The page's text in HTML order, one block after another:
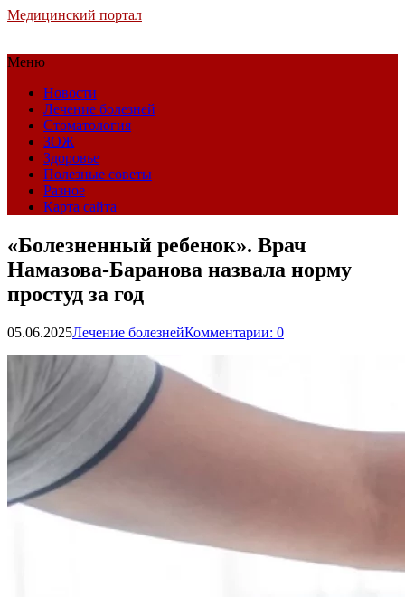
Медицинский портал
Меню
Новости
Лечение болезней
Стоматология
ЗОЖ
Здоровье
Полезные советы
Разное
Карта сайта
«Болезненный ребенок». Врач
Намазова-Баранова назвала норму
простуд за год
05.06.2025Лечение болезнейКомментарии: 0